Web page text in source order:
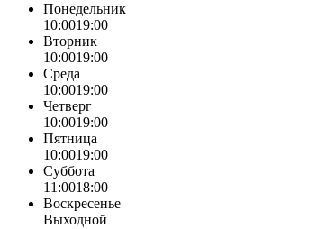
Понедельник
10:0019:00
Вторник
10:0019:00
Среда
10:0019:00
Четверг
10:0019:00
Пятница
10:0019:00
Суббота
11:0018:00
Воскресенье
Выходной